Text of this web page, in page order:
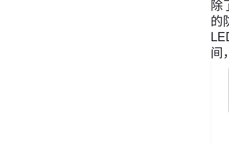
除
的
间